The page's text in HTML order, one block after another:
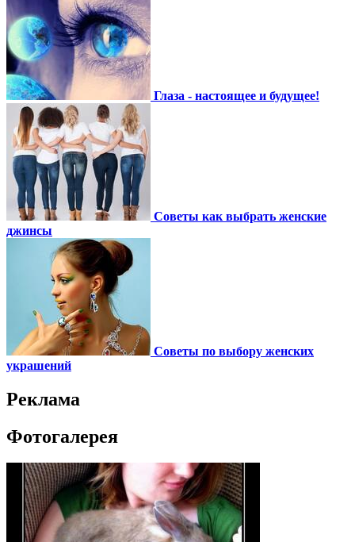
Глаза - настоящее и будущее!
Советы как выбрать женские
джинсы
Советы по выбору женских
украшений
Реклама
Фотогалерея